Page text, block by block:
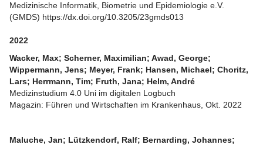
Medizinische Informatik, Biometrie und Epidemiologie e.V.
(GMDS) https://dx.doi.org/10.3205/23gmds013
2022
Wacker, Max; Scherner, Maximilian; Awad, George;
Wippermann, Jens; Meyer, Frank; Hansen, Michael; Choritz,
Lars; Herrmann, Tim; Fruth, Jana; Helm, André
Medizinstudium 4.0 Uni im digitalen Logbuch
Magazin: Führen und Wirtschaften im Krankenhaus, Okt. 2022
Maluche, Jan; Lützkendorf, Ralf; Bernarding, Johannes;